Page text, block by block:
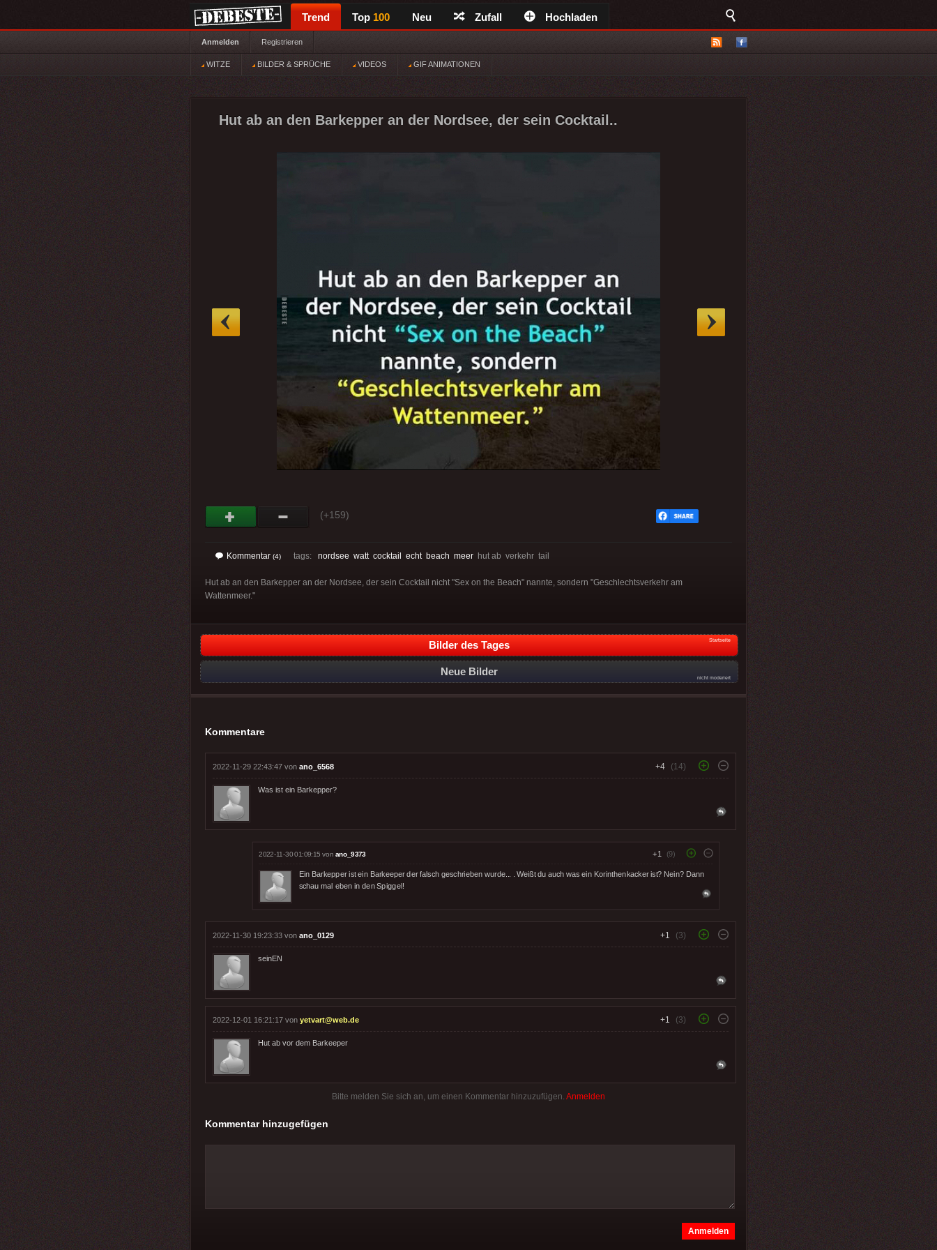
Trend Top 100 Neu Zufall Hochladen
Anmelden Registrieren
WITZE BILDER & SPRÜCHE VIDEOS GIF ANIMATIONEN
Hut ab an den Barkepper an der Nordsee, der sein Cocktail..
(+159)
Kommentar (4) tags: nordsee watt cocktail echt beach meer hut ab verkehr tail
Hut ab an den Barkepper an der Nordsee, der sein Cocktail nicht "Sex on the Beach" nannte, sondern "Geschlechtsverkehr am
Wattenmeer."
Bilder des Tages Startseite
Neue Bilder
nicht moderiert
Kommentare
2022-11-29 22:43:47 von ano_6568 +4 (14)
Was ist ein Barkepper?
2022-11-30 01:09:15 von ano_9373 +1 (9)
Ein Barkepper ist ein Barkeeper der falsch geschrieben wurde... . Weißt du auch was ein Korinthenkacker ist? Nein? Dann
schau mal eben in den Spiggel!
2022-11-30 19:23:33 von ano_0129 +1 (3)
seinEN
2022-12-01 16:21:17 von yetvart@web.de +1 (3)
Hut ab vor dem Barkeeper
Bitte melden Sie sich an, um einen Kommentar hinzuzufügen. Anmelden
Kommentar hinzugefügen